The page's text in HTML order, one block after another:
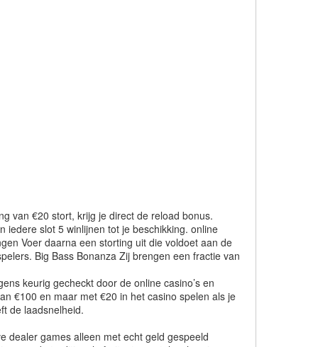
van €20 stort, krijg je direct de reload bonus.
iedere slot 5 winlijnen tot je beschikking. online
Voer daarna een storting uit die voldoet aan de
Big Bass Bonanza Zij brengen een fractie van
keurig gecheckt door de online casino’s en
€100 en maar met €20 in het casino spelen als je
de laadsnelheid.
dealer games alleen met echt geld gespeeld